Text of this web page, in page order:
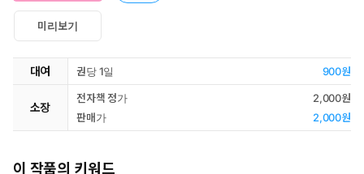
미리보기
대여 권당 1일 900원
소장
전자책 정가
2,000원
판매가
2,000원
이 작품의 키워드